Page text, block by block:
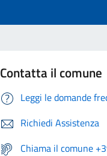
Contatta il comune
Leggi le domande
Richiedi Assistenza
Chiama il comune